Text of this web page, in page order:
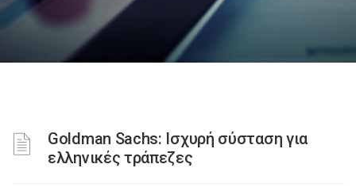
Goldman Sachs: Ισχυρή σύσταση για
ελληνικές τράπεζες